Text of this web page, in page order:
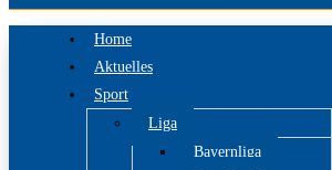
Home
Aktuelles
Sport
Liga
Bayernliga